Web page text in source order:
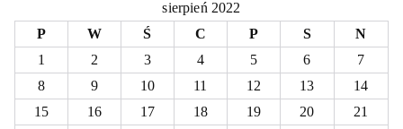
sierpień 2022
P
W Ś C P S
N
1
2 3 4 5 6
7
8
9 10 11 12 13
14
15
16 17 18 19 20
21